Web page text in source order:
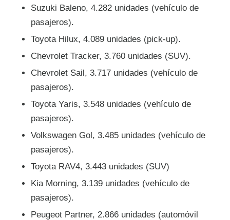
Suzuki Baleno, 4.282 unidades (vehículo de
pasajeros).
Toyota Hilux, 4.089 unidades (pick-up).
Chevrolet Tracker, 3.760 unidades (SUV).
Chevrolet Sail, 3.717 unidades (vehículo de
pasajeros).
Toyota Yaris, 3.548 unidades (vehículo de
pasajeros).
Volkswagen Gol, 3.485 unidades (vehículo de
pasajeros).
Toyota RAV4, 3.443 unidades (SUV)
Kia Morning, 3.139 unidades (vehículo de
pasajeros).
Peugeot Partner, 2.866 unidades (automóvil